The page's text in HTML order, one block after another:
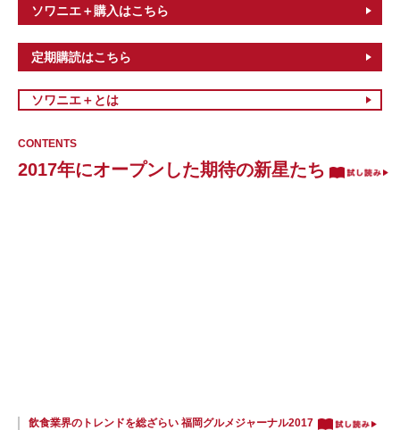
ソワニエ＋購入はこちら
定期購読はこちら
ソワニエ＋とは
CONTENTS
2017年にオープンした期待の新星たち
飲食業界のトレンドを総ざらい 福岡グルメジャーナル2017